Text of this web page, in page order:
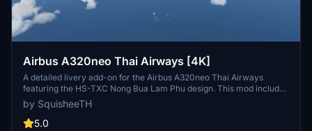
Airbus A320neo Thai Airways [4K]
A detailed livery add-on for the Airbus A320neo Thai Airways
featuring the HS-TXC Nong Bua Lam Phu design. This mod includes
a roadmap for future updates and installation instructions. The
package also provides related add-ons such as a catering truck
livery pack and ground crew textures.
by SquisheeTH
5.0